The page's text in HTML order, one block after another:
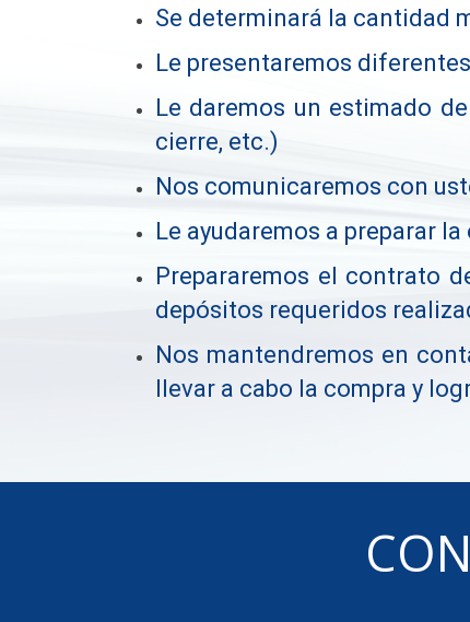
Se determinará la cantidad
Le presentaremos
Le daremos un estimado
cierre, etc.)
Nos comunicaremos con
Le ayudaremos a preparar
Prepararemos el contrato
depósitos requeridos
Nos mantendremos en
llevar a cabo la compra y